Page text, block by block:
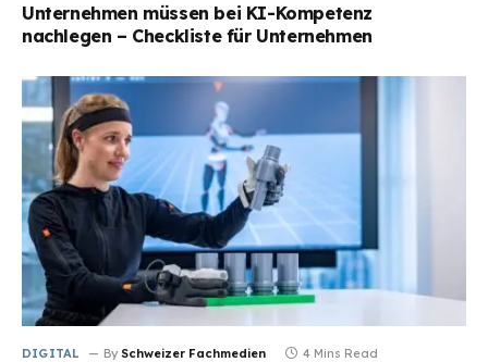
Unternehmen müssen bei KI-Kompetenz
nachlegen – Checkliste für Unternehmen
DIGITAL By Schweizer Fachmedien 4 Mins Read